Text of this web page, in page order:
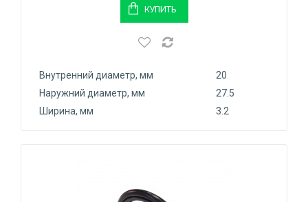
КУПИТЬ
Внутренний диаметр, мм
20
Наружний диаметр, мм
27.5
Ширина, мм
3.2